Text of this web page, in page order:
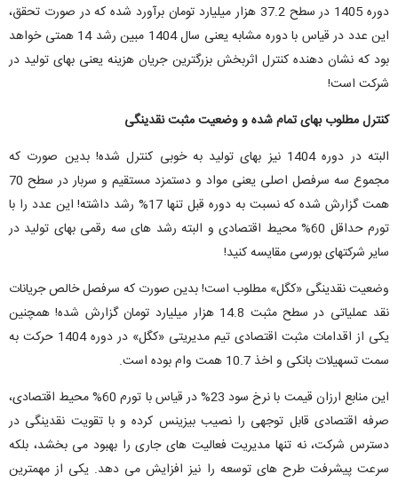
دوره 1405 در سطح 37.2 هزار میلیارد تومان برآورد شده که در صورت تحقق،
این عدد در قیاس با دوره مشابه یعنی سال 1404 مبین رشد 14 همتی خواهد
بود که نشان دهنده کنترل اثربخش بزرگترین جریان هزینه یعنی بهای تولید در
شرکت است!
کنترل مطلوب بهای تمام شده و وضعیت مثبت نقدینگی
البته در دوره 1404 نیز بهای تولید به خوبی کنترل شده! بدین صورت که
مجموع سه سرفصل اصلی یعنی مواد و دستمزد مستقیم و سربار در سطح 70
همت گزارش شده که نسبت به دوره قبل تنها 17% رشد داشته! این عدد را با
تورم حداقل 60% محیط اقتصادی و البته رشد های سه رقمی بهای تولید در
سایر شرکتهای بورسی مقایسه کنید!
وضعیت نقدینگی «کگل» مطلوب است! بدین صورت که سرفصل خالص جریانات
نقد عملیاتی در سطح مثبت 14.8 هزار میلیارد تومان گزارش شده! همچنین
یکی از اقدامات مثبت اقتصادی تیم مدیریتی «کگل» در دوره 1404 حرکت به
سمت تسهیلات بانکی و اخذ 10.7 همت وام بوده است.
این منابع ارزان قیمت با نرخ سود 23% در قیاس با تورم 60% محیط اقتصادی،
صرفه اقتصادی قابل توجهی را نصیب بیزینس کرده و با تقویت نقدینگی در
دسترس شرکت، نه تنها مدیریت فعالیت های جاری را بهبود می بخشد، بلکه
سرعت پیشرفت طرح های توسعه را نیز افزایش می دهد. یکی از مهمترین